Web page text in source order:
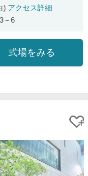
) アクセス詳細
－6
式場をみる